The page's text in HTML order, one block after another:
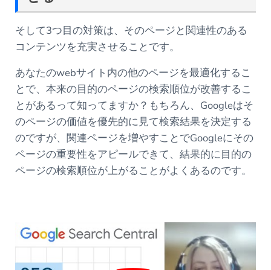
そして3つ目の対策は、そのページと関連性のある
コンテンツを充実させることです。
あなたのwebサイト内の他のページを最適化するこ
とで、本来の目的のページの検索順位が改善するこ
とがあるって知ってますか？もちろん、Googleはそ
のページの価値を優先的に見て検索結果を決定する
のですが、関連ページを増やすことでGoogleにその
ページの重要性をアピールできて、結果的に目的の
ページの検索順位が上がることがよくあるのです。